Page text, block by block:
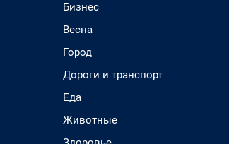
Бизнес
Весна
Город
Дороги и транспорт
Еда
Животные